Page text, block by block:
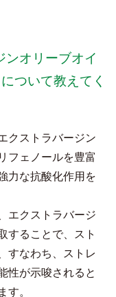
オリーブオイ
ついて教えてく
クストラバージン
フェノールを豊富
力な抗酸化作用を
エクストラバージ
することで、スト
すなわち、ストレ
性が示唆されると
す。